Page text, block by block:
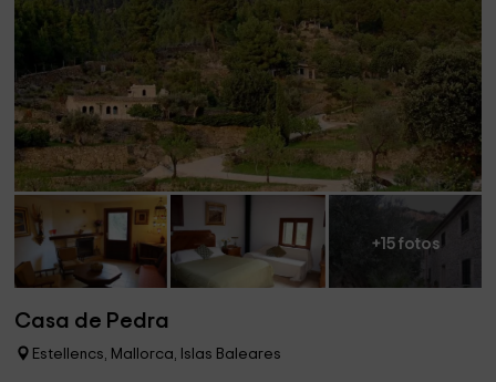
+15 fotos
Casa de Pedra
Estellencs, Mallorca, Islas Baleares